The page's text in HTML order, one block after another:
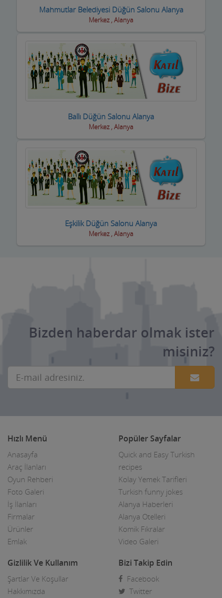
Isıtma / Soğutma Sistemleri
ithalat ihracat Firmaları
izolasyon Firmaları
Jeneratör Sistemleri
Kahvehane Kıraathane Nargile Cafe
Kaloriferciler
Kargo ve Nakliye Şirketleri
Kasaplar
Kitap ve Kırtasiyeciler
Klimacılar
Koltuk Döşeme
Kuru Temizleme,Yıkama
Kuyumcular
Marketler ve Tekel Bayiler
Matbaalar
Medikal Tıbbi Malzemeler
Mermerciler
Mobilya imalat
Mobilya Mağazaları
Moda Evleri ve Gelinlik
Mahmutlar Belediyesi Düğün Salonu Alanya
Merkez , Alanya
Ballı Düğün Salonu Alanya
Merkez , Alanya
Eşkilik Düğün Salonu Alanya
Merkez , Alanya
Bizden haberdar olmak ister
misiniz?
Hızlı Menü
Anasayfa
Araç İlanları
Oyun Rehberi
Foto Galeri
İş İlanları
Firmalar
Ürünler
Emlak
Popüler Sayfalar
Quick and Easy Turkish
recipes
Kolay Yemek Tarifleri
Turkish funny jokes
Alanya Haberleri
Alanya Otelleri
Komik Fıkralar
Video Galeri
Gizlilik Ve Kullanım
Şartlar Ve Koşullar
Hakkımızda
Bizi Takip Edin
Facebook
Twitter